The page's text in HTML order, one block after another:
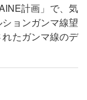
計画」で、気
ョンガンマ線望
たガンマ線のデ